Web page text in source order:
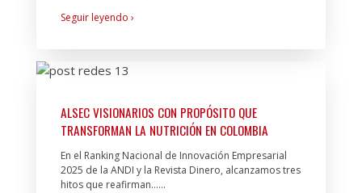
Seguir leyendo ›
ALSEC VISIONARIOS CON PROPÓSITO QUE
TRANSFORMAN LA NUTRICIÓN EN COLOMBIA
En el Ranking Nacional de Innovación Empresarial
2025 de la ANDI y la Revista Dinero, alcanzamos tres
hitos que reafirman…...